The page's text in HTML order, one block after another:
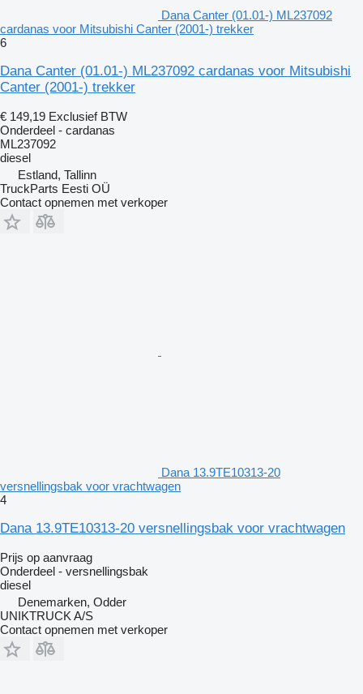
Dana Canter (01.01-) ML237092
cardanas voor Mitsubishi Canter (2001-) trekker
6
Dana Canter (01.01-) ML237092 cardanas voor Mitsubishi
Canter (2001-) trekker
€ 149,19 Exclusief BTW
Onderdeel - cardanas
ML237092
diesel
Estland, Tallinn
TruckParts Eesti OÜ
Contact opnemen met verkoper
Dana 13.9TE10313-20
versnellingsbak voor vrachtwagen
4
Dana 13.9TE10313-20 versnellingsbak voor vrachtwagen
Prijs op aanvraag
Onderdeel - versnellingsbak
diesel
Denemarken, Odder
UNIKTRUCK A/S
Contact opnemen met verkoper